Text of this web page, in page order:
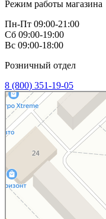
Режим работы магазина
Пн-Пт 09:00-21:00
Сб 09:00-19:00
Вс 09:00-18:00
Розничный отдел
8 (800) 351-19-05